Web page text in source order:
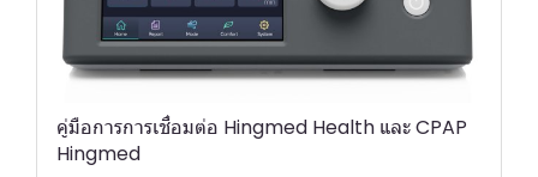
คู่มือการการเชื่อมต่อ Hingmed Health และ CPAP
Hingmed